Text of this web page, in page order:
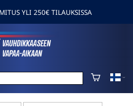
YLI 250€ TILAUKSISSA